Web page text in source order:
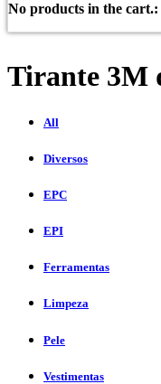
No products in the cart.:
Tirante 3M
All
Diversos
EPC
EPI
Ferramentas
Limpeza
Pele
Vestimentas